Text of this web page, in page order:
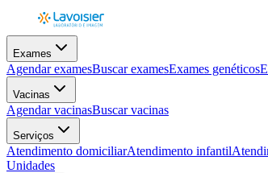
Exames
Agendar examesBuscar examesExames genéticos
Vacinas
Agendar vacinasBuscar vacinas
Serviços
Atendimento domiciliarAtendimento infantil
Unidades